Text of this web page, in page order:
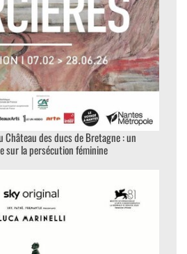
Château des ducs de Bretagne : un
sur la persécution féminine